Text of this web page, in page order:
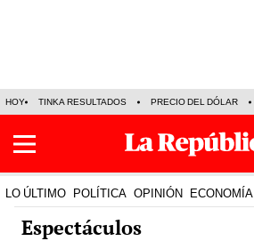
HOY TINKA RESULTADOS PRECIO DEL DÓLAR
LO ÚLTIMO POLÍTICA OPINIÓN ECONOMÍA
Espectáculos